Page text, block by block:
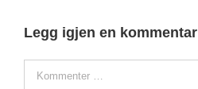
Legg igjen en kommentar